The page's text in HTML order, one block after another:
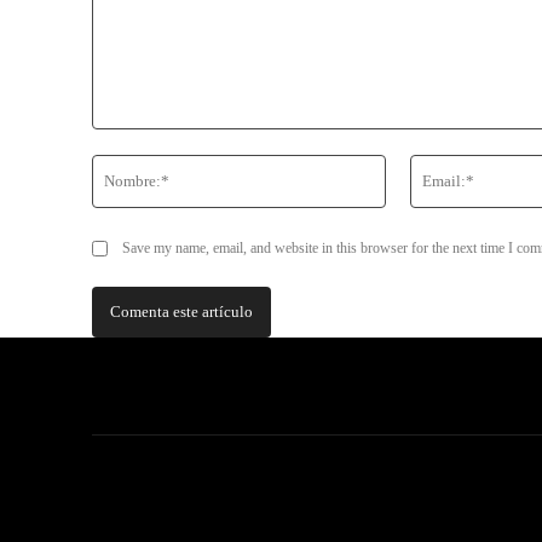
Nombre:*
Save my name, email, and website in this browser for the next time I